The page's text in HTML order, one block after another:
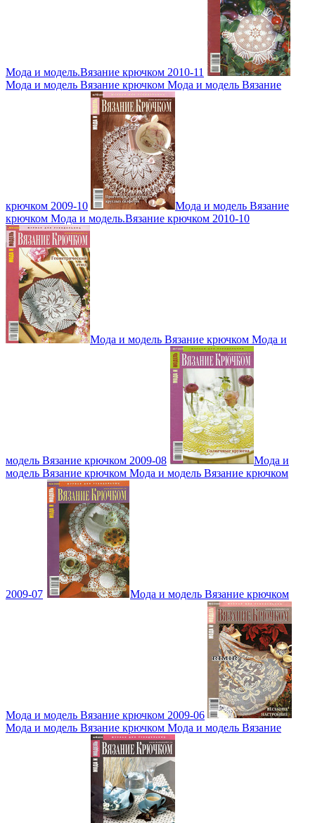
Мода и модель.Вязание крючком 2010-11
Мода и модель Вязание крючком Мода и модель Вязание
крючком 2009-10
Мода и модель Вязание
крючком Мода и модель.Вязание крючком 2010-10
Мода и модель Вязание крючком Мода и
модель Вязание крючком 2009-08
Мода и
модель Вязание крючком Мода и модель Вязание крючком
2009-07 Мода и модель Вязание крючком
Мода и модель Вязание крючком 2009-06
Мода и модель Вязание крючком Мода и модель Вязание